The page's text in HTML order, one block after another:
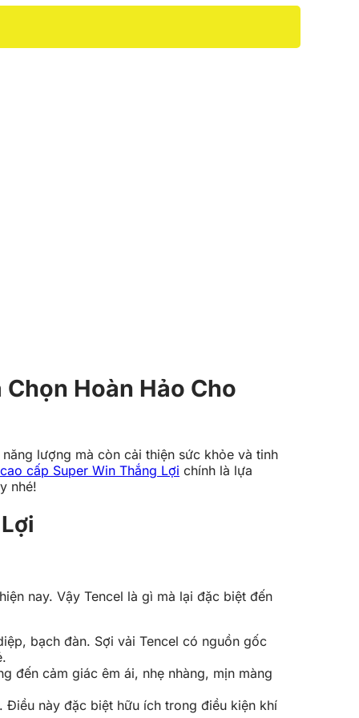
Hoàn Hảo Cho
lượng mà còn cải thiện sức khỏe và tinh
cấp Super Win Thắng Lợi chính là lựa
nhé!
nay. Vậy Tencel là gì mà lại đặc biệt đến
bạch đàn. Sợi vải Tencel có nguồn gốc
đến cảm giác êm ái, nhẹ nhàng, mịn màng
này đặc biệt hữu ích trong điều kiện khí